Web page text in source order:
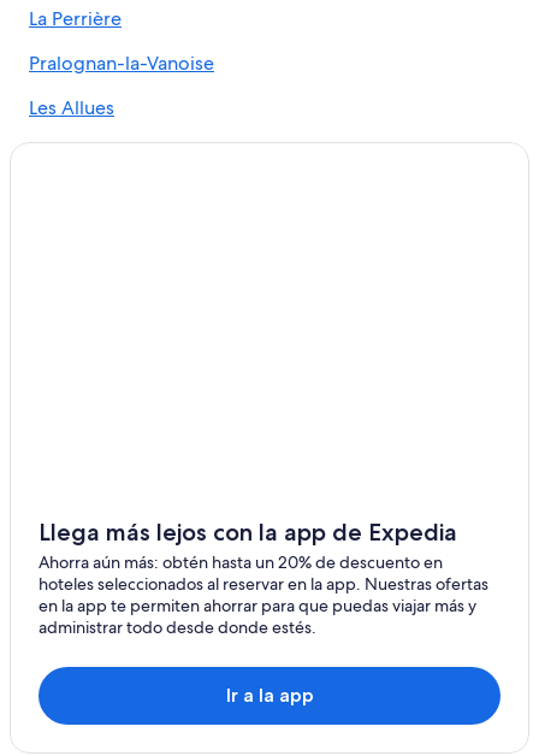
Hoteles de negocios en Courchevel 1850
Hoteles en Courchevel 1850
Hoteles en La Tania
Hoteles baratos en Estación de esquí Courchevel
Hoteles boutique en Estación de esquí Courchevel
Hoteles con área de juegos en Estación de esquí
Courchevel
Residencias en Estación de esquí Courchevel
La Perrière
Pralognan-la-Vanoise
Les Allues
Llega más lejos con la app de Expedia
Ahorra aún más: obtén hasta un 20% de descuento en
hoteles seleccionados al reservar en la app. Nuestras ofertas
en la app te permiten ahorrar para que puedas viajar más y
administrar todo desde donde estés.
Ir a la app